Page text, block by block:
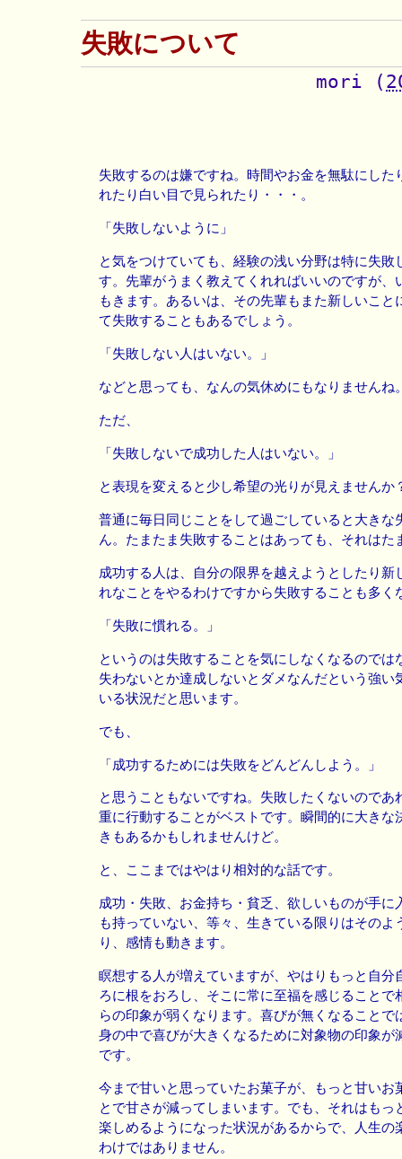
失敗について
mori (
失敗するのは嫌ですね。時間やお金を無駄にした
れたり白い目で見られたり・・・。
「失敗しないように」
と気をつけていても、経験の浅い分野は特に失敗
す。先輩がうまく教えてくれればいいのですが、
もきます。あるいは、その先輩もまた新しいこと
て失敗することもあるでしょう。
「失敗しない人はいない。」
などと思っても、なんの気休めにもなりませんね
ただ、
「失敗しないで成功した人はいない。」
と表現を変えると少し希望の光りが見えませんか
普通に毎日同じことをして過ごしていると大きな
ん。たまたま失敗することはあっても、それはた
成功する人は、自分の限界を越えようとしたり新
れなことをやるわけですから失敗することも多く
「失敗に慣れる。」
というのは失敗することを気にしなくなるのでは
失わないとか達成しないとダメなんだという強い
いる状況だと思います。
でも、
「成功するためには失敗をどんどんしよう。」
と思うこともないですね。失敗したくないのであ
重に行動することがベストです。瞬間的に大きな
きもあるかもしれませんけど。
と、ここまではやはり相対的な話です。
成功・失敗、お金持ち・貧乏、欲しいものが手に
も持っていない、等々、生きている限りはそのよ
り、感情も動きます。
瞑想する人が増えていますが、やはりもっと自分
ろに根をおろし、そこに常に至福を感じることで
らの印象が弱くなります。喜びが無くなることで
身の中で喜びが大きくなるために対象物の印象が
です。
今まで甘いと思っていたお菓子が、もっと甘いお
とで甘さが減ってしまいます。でも、それはもっ
楽しめるようになった状況があるからで、人生の
わけではありません。